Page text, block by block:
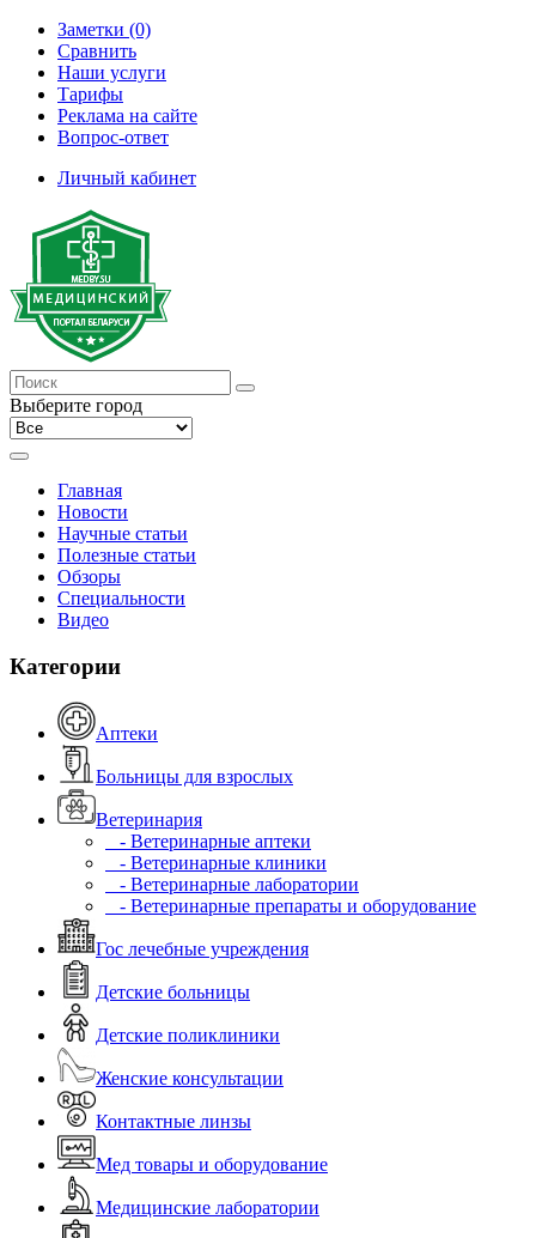
Заметки (0)
Сравнить
Наши услуги
Тарифы
Реклама на сайте
Вопрос-ответ
Личный кабинет
Выберите город
Главная
Новости
Научные статьи
Полезные статьи
Обзоры
Специальности
Видео
Категории
Аптеки
Больницы для взрослых
Ветеринария
- Ветеринарные аптеки
- Ветеринарные клиники
- Ветеринарные лаборатории
- Ветеринарные препараты и оборудование
Гос лечебные учреждения
Детские больницы
Детские поликлиники
Женские консультации
Контактные линзы
Мед товары и оборудование
Медицинские лаборатории